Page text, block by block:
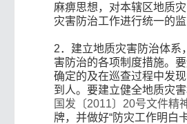
麻痹思想，对本辖区地质
灾害防治工作进行统一的
2．建立地质灾害防治体系
害防治的各项制度措施。
确定的及在巡查过程中发
到人。要建立健全地质灾
国发〔2011〕20号文件精
牌，并做好“防灾工作明白